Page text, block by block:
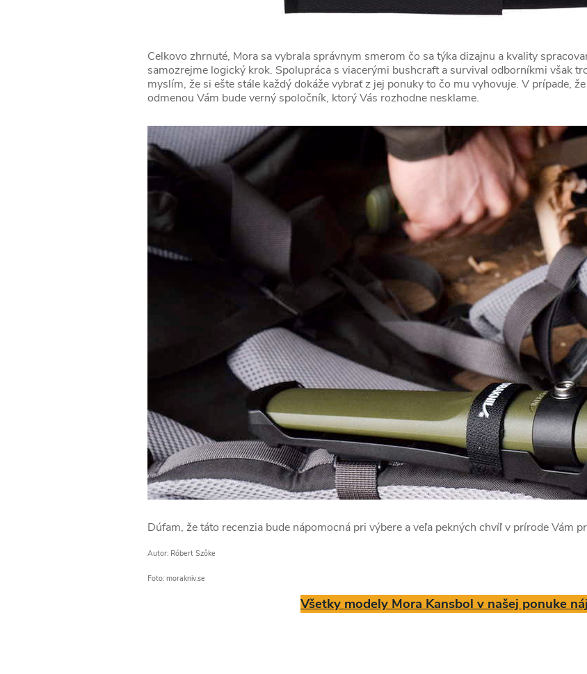
Celkovo zhrnuté, Mora sa vybrala správnym smerom čo sa týka dizajnu a kvality
samozrejme logický krok. Spolupráca s viacerými bushcraft a survival odborníkmi však
myslím, že si ešte stále každý dokáže vybrať z jej ponuky to čo mu vyhovuje. V prípade,
odmenou Vám bude verný spoločník, ktorý Vás rozhodne nesklame.
Dúfam, že táto recenzia bude nápomocná pri výbere a veľa pekných chvíľ v prírode Vám
Autor: Róbert Szőke
Foto: morakniv.se
Všetky modely Mora Kansbol v našej ponuke